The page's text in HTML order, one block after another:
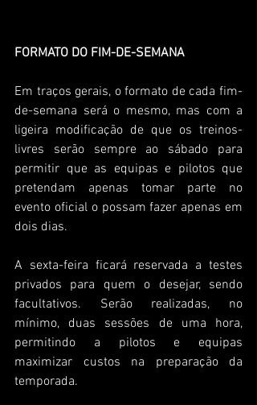
FORMATO DO FIM-DE-SEMANA
Em traços gerais, o formato de cada fim-
de-semana será o mesmo, mas com a
ligeira modificação de que os treinos-
livres serão sempre ao sábado para
permitir que as equipas e pilotos que
pretendam apenas tomar parte no
evento oficial o possam fazer apenas em
dois dias.
A sexta-feira ficará reservada a testes
privados para quem o desejar, sendo
facultativos. Serão realizadas, no
mínimo, duas sessões de uma hora,
permitindo a pilotos e equipas
maximizar custos na preparação da
temporada.